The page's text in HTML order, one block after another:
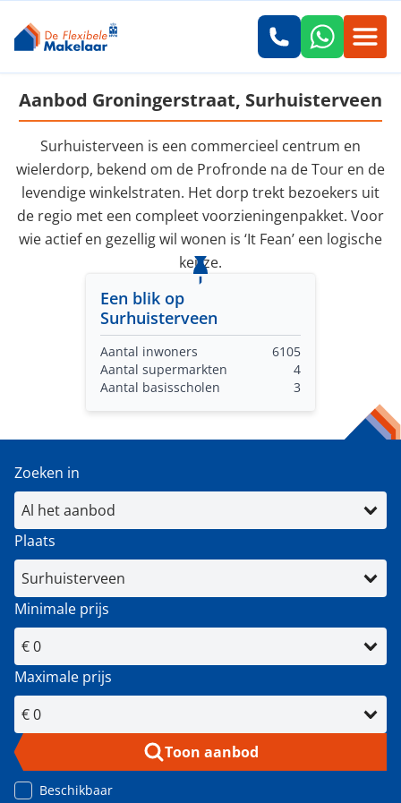
Aanbod Groningerstraat, Surhuisterveen
Surhuisterveen is een commercieel centrum en
wielerdorp, bekend om de Profronde na de Tour en de
levendige winkelstraten. Het dorp trekt bezoekers uit
de regio met een compleet voorzieningenpakket. Voor
wie actief en gezellig wil wonen is ‘It Fean’ een logische
keuze.
Een blik op
Surhuisterveen
Aantal inwoners
6105
Aantal supermarkten
4
Aantal basisscholen
3
Zoeken in
Plaats
Minimale prijs
Maximale prijs
Toon aanbod
Beschikbaar